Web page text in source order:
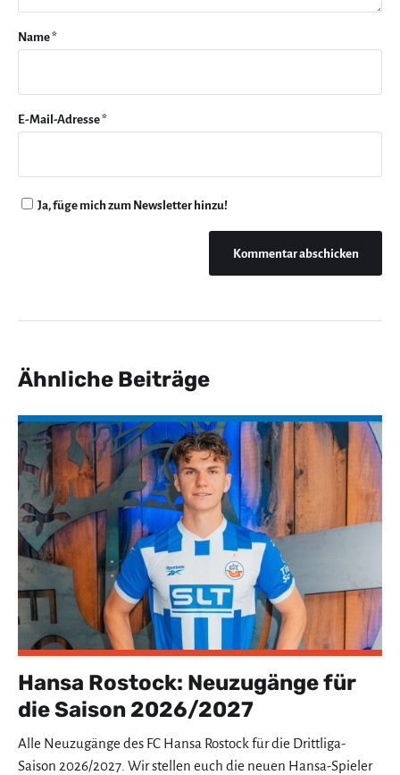
Name*
E-Mail-Adresse*
Ja, füge mich zum Newsletter hinzu!
Ähnliche Beiträge
Hansa Rostock: Neuzugänge für
die Saison 2026/2027
Alle Neuzugänge des FC Hansa Rostock für die Drittliga-
Saison 2026/2027. Wir stellen euch die neuen Hansa-Spieler